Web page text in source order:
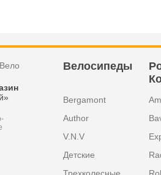
Велосипеды
Bergamont
Author
V.N.V
Детские